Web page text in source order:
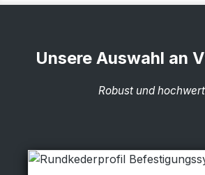
Unsere Auswahl an
Robust und